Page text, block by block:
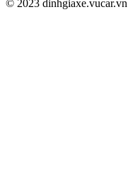
© 2023 dinhgiaxe.vucar.vn